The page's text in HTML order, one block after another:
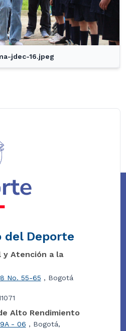
jdec-16.jpeg
del Deporte
y Atención a la
No. 55-65 , Bogotá
Alto Rendimiento
- 06 , Bogotá,